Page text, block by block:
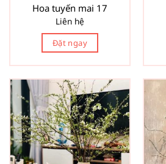
Hoa tuyến mai 17
Liên hệ
Đặt ngay